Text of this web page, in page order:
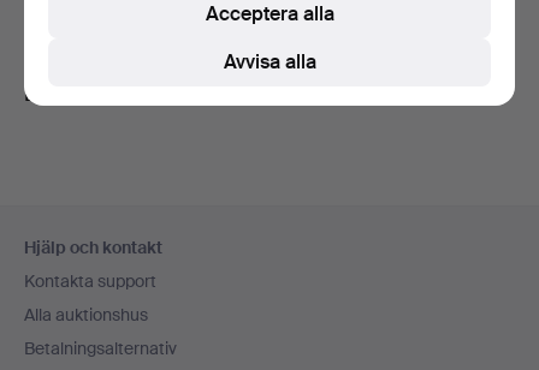
Du kan också söka i
Hjälp och kontakt
Kontakta support
Alla auktionshus
Betalningsalternativ
Avvisa alla
Acceptera alla